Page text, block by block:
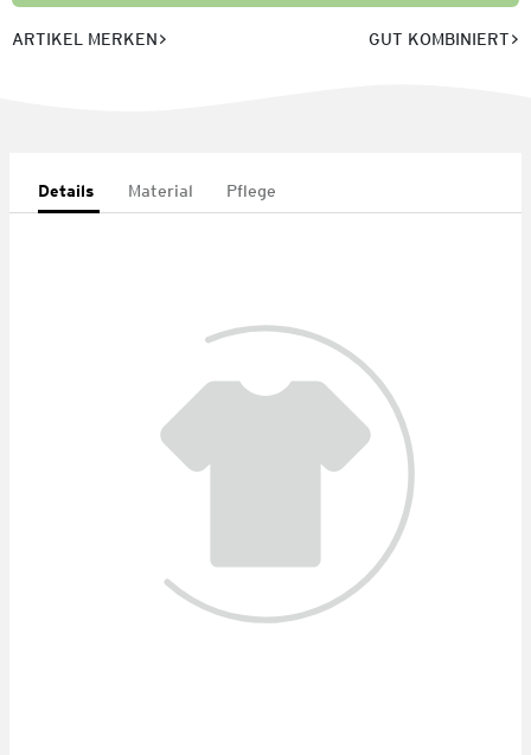
ARTIKEL MERKEN GUT KOMBINIERT
Details Material Pflege